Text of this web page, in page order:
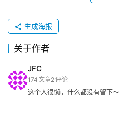
生成海报
关于作者
JFC
174 文章2评论
这个人很懒，什么都没有留下～